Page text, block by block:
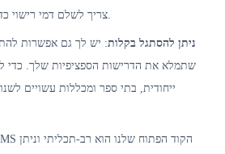
ניתן להסתגל בקלות: יש לך גם אפשרות
שתמלא את הדרישות הספציפיות שלך. כדי
ייחודית, בתי ספר ומכללות עשויים